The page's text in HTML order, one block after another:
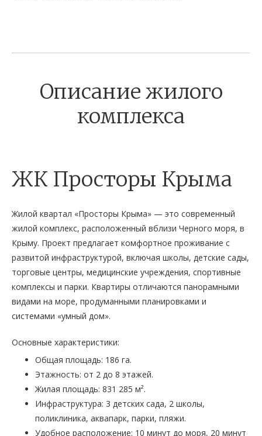
Описание жилого
комплекса
ЖК Просторы Крыма
Жилой квартал «Просторы Крыма» — это современный
жилой комплекс, расположенный вблизи Черного моря, в
Крыму. Проект предлагает комфортное проживание с
развитой инфраструктурой, включая школы, детские сады,
торговые центры, медицинские учреждения, спортивные
комплексы и парки. Квартиры отличаются панорамными
видами на море, продуманными планировками и
системами «умный дом».
Основные характеристики:
Общая площадь: 186 га.
Этажность: от 2 до 8 этажей.
Жилая площадь: 831 285 м².
Инфраструктура: 3 детских сада, 2 школы,
поликлиника, аквапарк, парки, пляжи.
Удобное расположение: 10 минут до моря, 20 минут